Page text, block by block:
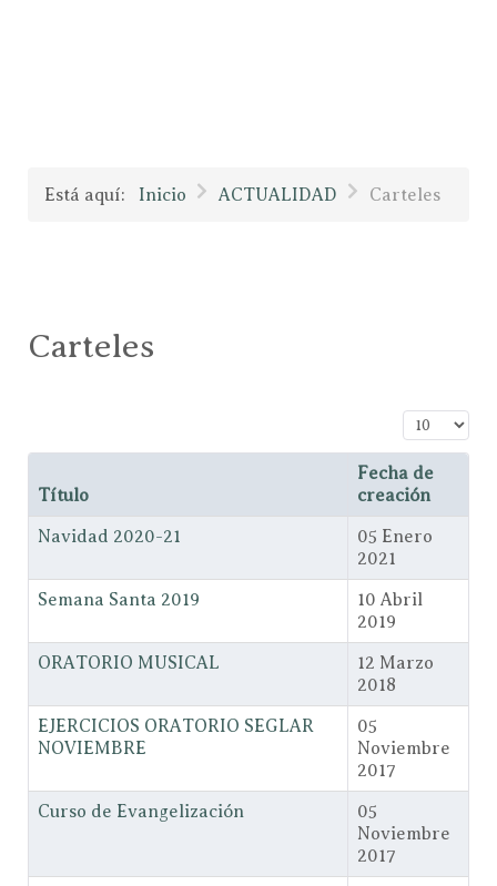
Está aquí: Inicio ACTUALIDAD Carteles
Carteles
Cantidad
Título
Fecha de
creación
Navidad 2020-21
05 Enero
2021
Semana Santa 2019
10 Abril
2019
ORATORIO MUSICAL
12 Marzo
2018
EJERCICIOS ORATORIO SEGLAR
NOVIEMBRE
05
Noviembre
2017
Curso de Evangelización
05
Noviembre
2017